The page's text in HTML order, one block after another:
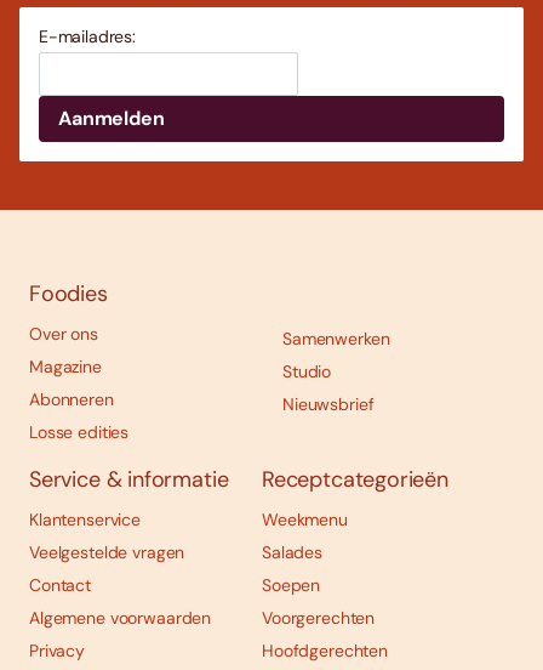
E-mailadres:
Foodies
Over ons
Magazine
Abonneren
Losse edities
Samenwerken
Studio
Nieuwsbrief
Service & informatie
Klantenservice
Veelgestelde vragen
Contact
Algemene voorwaarden
Privacy
Receptcategorieën
Weekmenu
Salades
Soepen
Voorgerechten
Hoofdgerechten